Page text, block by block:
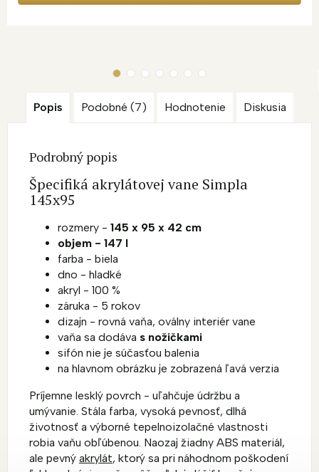
Popis Podobné (7) Hodnotenie Diskusia
Podrobný popis
Špecifiká akrylátovej vane Simpla
145x95
rozmery - 145 x 95 x 42 cm
objem - 147 l
farba - biela
dno - hladké
akryl - 100 %
záruka - 5 rokov
dizajn - rovná vaňa, oválny interiér vane
vaňa sa dodáva s nožičkami
sifón nie je súčasťou balenia
na hlavnom obrázku je zobrazená ľavá verzia
Príjemne lesklý povrch - uľahčuje údržbu a
umývanie. Stála farba, vysoká pevnosť, dlhá
životnosť a výborné tepelnoizolačné vlastnosti
robia vaňu obľúbenou. Naozaj žiadny ABS materiál,
ale pevný akrylát, ktorý sa pri náhodnom poškodení